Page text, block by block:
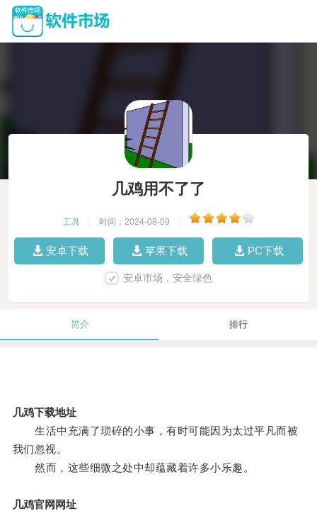
几鸡用不了了
工具 时间：2024-08-09
安卓下载 苹果下载 PC下载
安卓市场，安全绿色
简介 排行
几鸡下载地址
生活中充满了琐碎的小事，有时可能因为太过平凡而被
我们忽视。
然而，这些细微之处中却蕴藏着许多小乐趣。
几鸡官网网址